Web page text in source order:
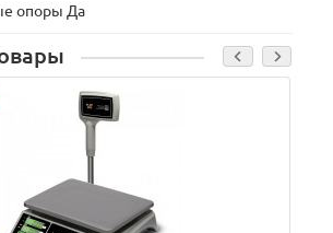
опоры Да